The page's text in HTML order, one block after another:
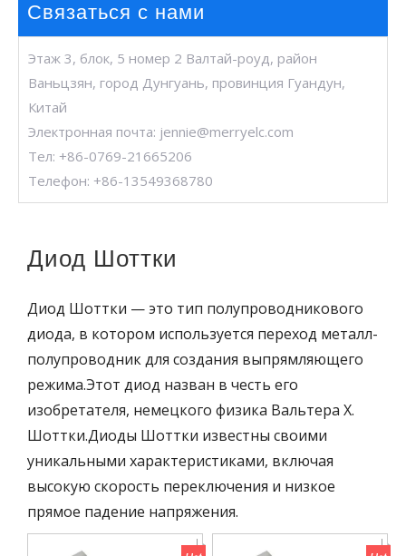
Связаться с нами
Этаж 3, блок, 5 номер 2 Валтай-роуд, район
Ваньцзян, город Дунгуань, провинция Гуандун,
Китай
Электронная почта: jennie@merryelc.com
Тел: +86-0769-21665206
Телефон: +86-13549368780
Диод Шоттки
Диод Шоттки — это тип полупроводникового
диода, в котором используется переход металл-
полупроводник для создания выпрямляющего
режима.Этот диод назван в честь его
изобретателя, немецкого физика Вальтера Х.
Шоттки.Диоды Шоттки известны своими
уникальными характеристиками, включая
высокую скорость переключения и низкое
прямое падение напряжения.